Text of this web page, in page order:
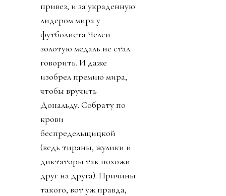
привез, и за украденную
лидером мира у
футболиста Челси
золотую медаль не стал
говорить. И даже
изобрел премию мира,
чтобы вручить
Дональду. Собрату по
крови
беспредельщицкой
(ведь тираны, жулики и
диктаторы так похожи
друг на друга). Причины
такого, вот уж правда,